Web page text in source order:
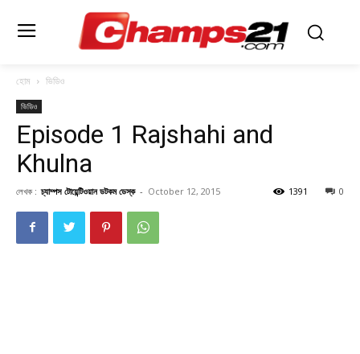
হোম ভিডিও
ভিডিও
Episode 1 Rajshahi and
Khulna
লেখক : চ্যাম্পস টোয়েন্টিওয়ান ডটকম ডেস্ক - October 12, 2015 0
1391